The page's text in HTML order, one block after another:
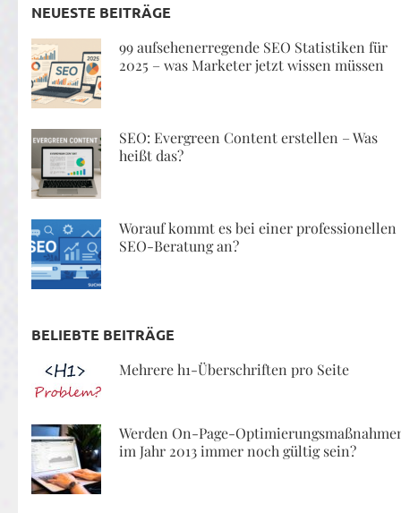
NEUESTE BEITRÄGE
99 aufsehenerregende SEO Statistiken für
2025 – was Marketer jetzt wissen müssen
SEO: Evergreen Content erstellen – Was
heißt das?
Worauf kommt es bei einer professionellen
SEO-Beratung an?
BELIEBTE BEITRÄGE
Mehrere h1-Überschriften pro Seite
Werden On-Page-
im Jahr 2013 immer noch gültig sein?